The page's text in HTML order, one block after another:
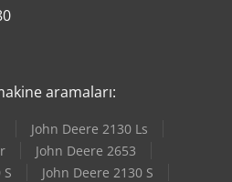
aramaları:
John Deere 2130 Ls
John Deere 2653
John Deere 2130 S